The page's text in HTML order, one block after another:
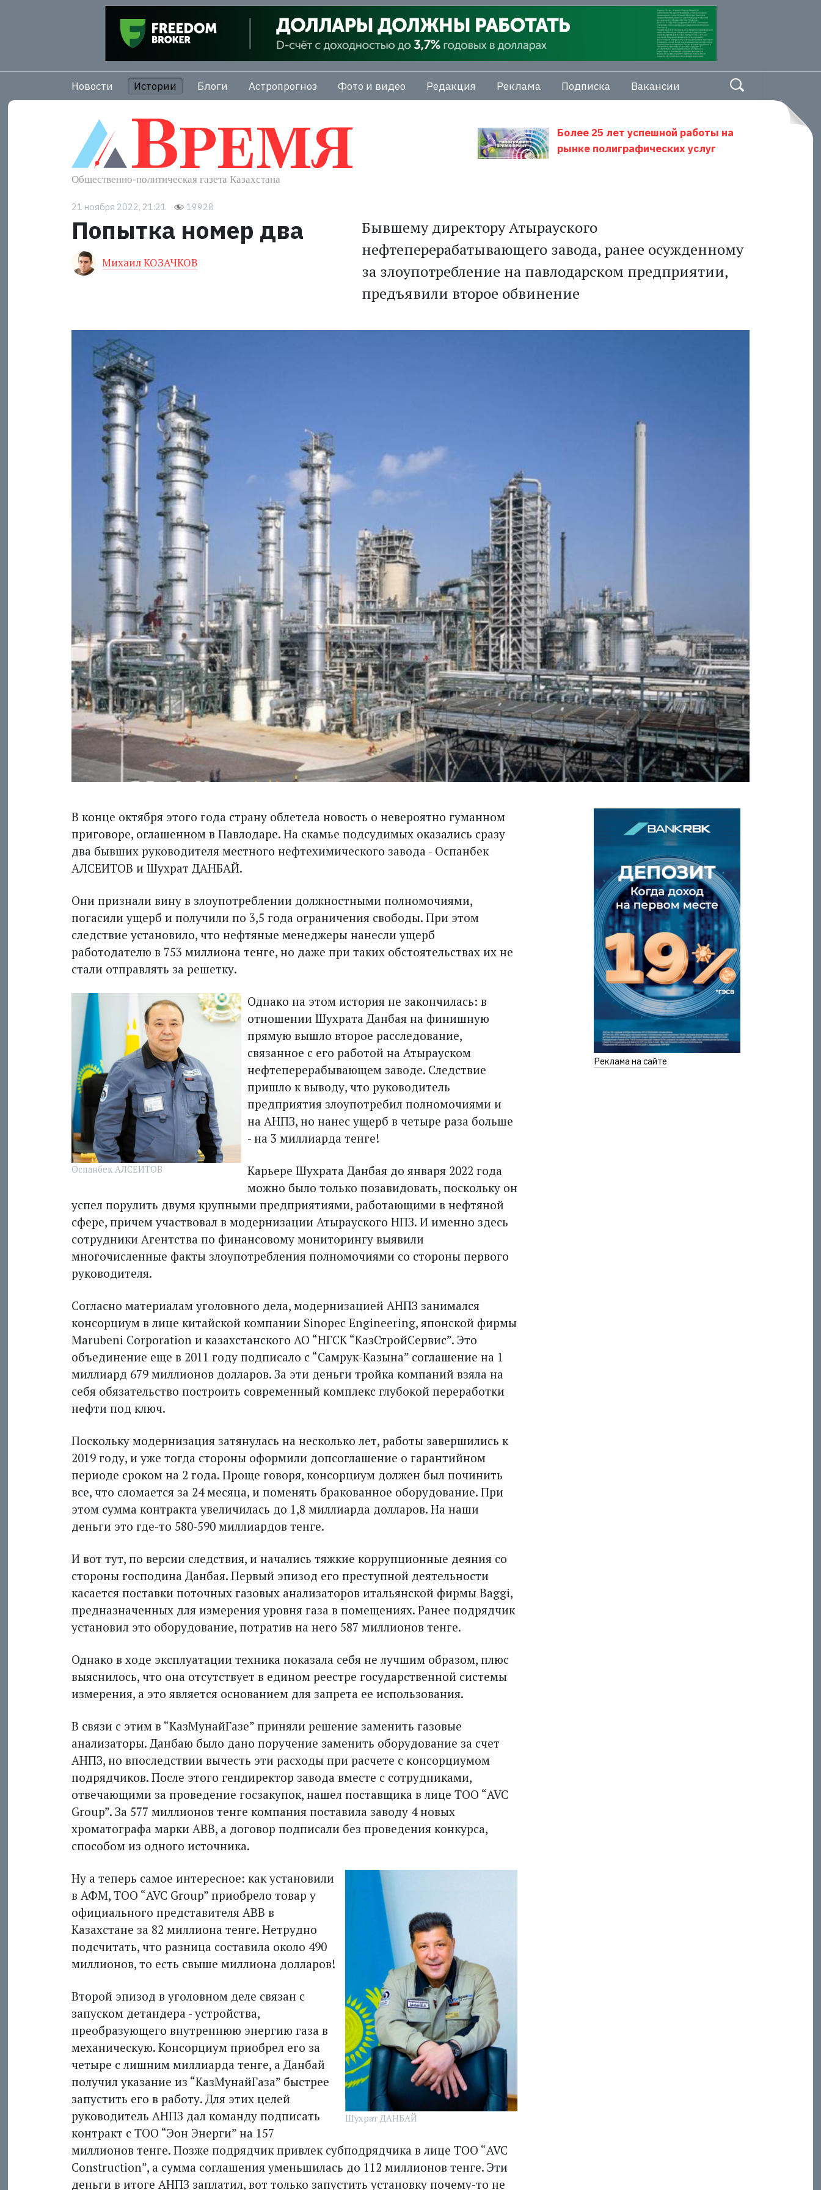
Новости Истории Блоги Астропрогноз Фото и видео Редакция Реклама Подписка Вакансии
Более 25 лет успешной работы на
рынке полиграфических услуг
21 ноября 2022, 21:21 19928
Попытка номер два
Михаил КОЗАЧКОВ
Бывшему директору Атырауского
нефтеперерабатывающего завода, ранее осужденному
за злоупотребление на павлодарском предприятии,
предъявили второе обвинение
В конце октября этого года страну облетела новость о невероятно гуманном
приговоре, оглашенном в Павлодаре. На скамье подсудимых оказались сразу
два бывших руководителя местного нефтехимического завода - Оспанбек
АЛСЕИТОВ и Шухрат ДАНБАЙ.
Они признали вину в злоупотреблении должностными полномочиями,
погасили ущерб и получили по 3,5 года ограничения свободы. При этом
следствие установило, что нефтяные менеджеры нанесли ущерб
работодателю в 753 миллиона тенге, но даже при таких обстоятельствах их не
стали отправлять за решетку.
Оспанбек АЛСЕИТОВ
Однако на этом история не закончилась: в
отношении Шухрата Данбая на финишную
прямую вышло второе расследование,
связанное с его работой на Атырауском
нефтеперерабывающем заводе. Следствие
пришло к выводу, что руководитель
предприятия злоупотребил полномочиями и
на АНПЗ, но нанес ущерб в четыре раза больше
- на 3 миллиарда тенге!
Карьере Шухрата Данбая до января 2022 года
можно было только позавидовать, поскольку он
успел порулить двумя крупными предприятиями, работающими в нефтяной
сфере, причем участвовал в модернизации Атырауского НПЗ. И именно здесь
сотрудники Агентства по финансовому мониторингу выявили
многочисленные факты злоупотребления полномочиями со стороны первого
руководителя.
Согласно материалам уголовного дела, модернизацией АНПЗ занимался
консорциум в лице китайской компании Sinopec Engineering, японской фирмы
Marubeni Corporation и казахстанского АО “НГСК “КазСтройСервис”. Это
объединение еще в 2011 году подписало с “Самрук-Казы­на” соглашение на 1
миллиард 679 миллионов долларов. За эти деньги тройка компаний взяла на
себя обязательство построить современный комплекс глубокой переработки
нефти под ключ.
Поскольку модернизация затянулась на несколько лет, работы завершились к
2019 году, и уже тогда стороны оформили допсоглашение о гарантийном
периоде сроком на 2 года. Проще говоря, консорциум должен был починить
все, что сломается за 24 месяца, и поменять бракованное оборудование. При
этом сумма конт­ракта увеличилась до 1,8 миллиарда долларов. На наши
деньги это где-то 580-590 миллиардов тенге.
И вот тут, по версии следствия, и начались тяжкие коррупционные деяния со
стороны господина Данбая. Первый эпизод его преступной деятельности
касается поставки поточных газовых анализаторов итальянской фирмы Baggi,
предназначенных для измерения уровня газа в помещениях. Ранее подрядчик
установил это оборудование, потратив на него 587 миллионов тенге.
Однако в ходе эксплуатации техника показала себя не лучшим образом, плюс
выяснилось, что она отсутствует в едином реестре государственной системы
измерения, а это является основанием для запрета ее использования.
В связи с этим в “КазМунайГазе” приняли решение заменить газовые
анализаторы. Данбаю было дано поручение заменить оборудование за счет
АНПЗ, но впоследствии вычесть эти расходы при расчете с консорциумом
подрядчиков. После этого гендиректор завода вместе с сотрудниками,
отвечающими за проведение госзакупок, нашел поставщика в лице ТОО “AVC
Group”. За 577 миллионов тенге компания поставила заводу 4 новых
хроматографа марки ABB, а договор подписали без проведения конкурса,
способом из одного источника.
Шухрат ДАНБАЙ
Ну а теперь самое интересное: как установили
в АФМ, ТОО “AVC Group” приобрело товар у
официального представителя ABB в
Казахстане за 82 миллиона тенге. Нетрудно
подсчитать, что разница составила около 490
миллионов, то есть свыше миллиона долларов!
Второй эпизод в уголовном деле связан с
запуском детандера - устройства,
преобразующего внутреннюю энергию газа в
механическую. Консорциум приобрел его за
четыре с лишним миллиарда тенге, а Данбай
получил указание из “КазМунайГаза” быстрее
запустить его в работу. Для этих целей
руководитель АНПЗ дал команду подписать
контракт с ТОО “Эон Энерги” на 157
миллионов тенге. Позже подрядчик привлек субподрядчика в лице ТОО “AVC
Construction”, а сумма соглашения уменьшилась до 112 миллионов тенге. Эти
деньги в итоге АНПЗ заплатил, вот только запустить установку почему-то не
Реклама на сайте